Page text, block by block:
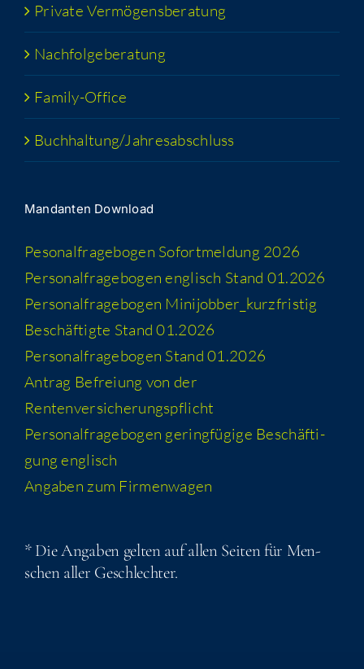
Pri­va­te Vermögensberatung
Nach­fol­ge­be­ra­tung
Fami­­ly-Office
Buchhaltung/​​Jahresabschluss
Man­dan­ten Download
Peso­nal­fra­ge­bo­gen Sofort­mel­dung 2026
Per­so­nal­fra­ge­bo­gen eng­lisch Stand 01.2026
Per­so­nal­fra­ge­bo­gen Minijobber_​kurzfristig
Beschäf­tig­te Stand 01.2026
Per­so­nal­fra­ge­bo­gen Stand 01.2026
Antrag Befrei­ung von der
Rentenversicherungspflicht
Per­so­nal­fra­ge­bo­gen gering­fü­gi­ge Beschäf­ti­
gung englisch
Anga­ben zum Firmenwagen
* Die Anga­ben gel­ten auf allen Sei­ten für Men­
schen aller Geschlechter.